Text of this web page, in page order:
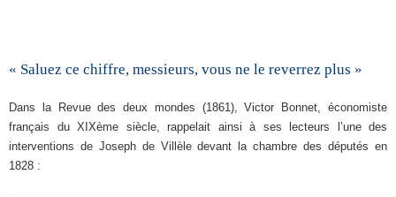
« Saluez ce chiffre, messieurs, vous ne le reverrez plus »
Dans la Revue des deux mondes (1861), Victor Bonnet, économiste
français du XIXème siècle, rappelait ainsi à ses lecteurs l’une des
interventions de Joseph de Villèle devant la chambre des députés en
1828 :